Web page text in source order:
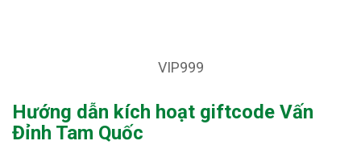
VIP999
Hướng dẫn kích hoạt giftcode Vấn
Đỉnh Tam Quốc